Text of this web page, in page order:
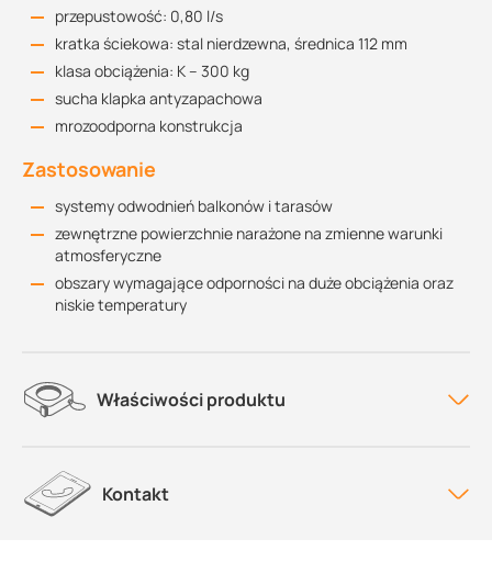
przepustowość: 0,80 l/s
kratka ściekowa: stal nierdzewna, średnica 112 mm
klasa obciążenia: K – 300 kg
sucha klapka antyzapachowa
mrozoodporna konstrukcja
Zastosowanie
systemy odwodnień balkonów i tarasów
zewnętrzne powierzchnie narażone na zmienne warunki
atmosferyczne
obszary wymagające odporności na duże obciążenia oraz
niskie temperatury
Właściwości produktu
Kontakt